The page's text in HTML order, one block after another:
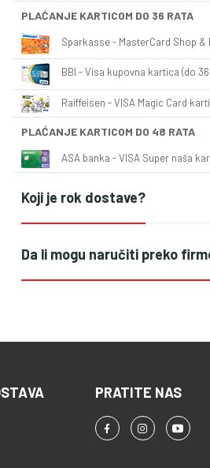
PLAĆANJE KARTICOM DO 36 RATA
Sparkasse - MasterCard Shop &
BBI - Visa kupovna kartica (do
Raiffeisen - VISA Magic Card
PLAĆANJE KARTICOM DO 48 RATA
ASA banka - VISA Super naša
Koji je rok dostave?
Da li mogu naručiti preko
PRATITE NAS